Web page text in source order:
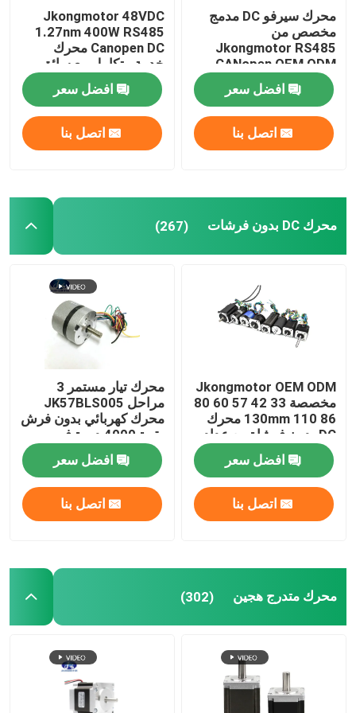
محرك سيرفو DC مدمج
مخصص من
Jkongmotor RS485
CANopen OEM ODM
Nema 17 23 24 34 بدون
فرشاة Bldc مع برامج
تشغيل مدمجة
افضل سعر
اتصل بنا
Jkongmotor 48VDC
1.27nm 400W RS485
Canopen DC محرك
خدمة متكامل مع سائق
جنبا إلى جنب مع الفرامل
أو علبة التروسافضل سعر
اتصل بنا
محرك DC بدون فرشات (267)
Jkongmotor OEM ODM
مخصصة 33 42 57 60 80
86 110 130mm محرك
DC بدون فرشاة مع عداد
الفرامل علبة التروس
المدمجة في السائق
افضل سعر
اتصل بنا
محرك تيار مستمر 3
مراحل JK57BLS005
محرك كهربائي بدون فرش
بقوة 4000 دورة في
الدقيقة 36 فولت 23 واط
مع CE ROHS
افضل سعر
اتصل بنا
محرك متدرج هجين (302)